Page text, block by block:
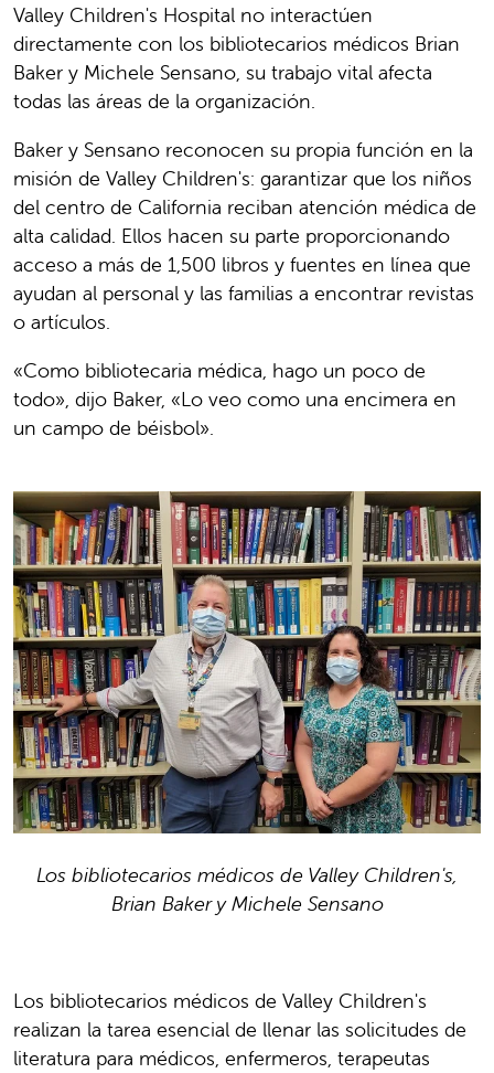
Valley Children's Hospital no interactúen
directamente con los bibliotecarios médicos Brian
Baker y Michele Sensano, su trabajo vital afecta
todas las áreas de la organización.
Baker y Sensano reconocen su propia función en la
misión de Valley Children's: garantizar que los niños
del centro de California reciban atención médica de
alta calidad. Ellos hacen su parte proporcionando
acceso a más de 1,500 libros y fuentes en línea que
ayudan al personal y las familias a encontrar revistas
o artículos.
«Como bibliotecaria médica, hago un poco de
todo», dijo Baker, «Lo veo como una encimera en
un campo de béisbol».
Los bibliotecarios médicos de Valley Children's,
Brian Baker y Michele Sensano
Los bibliotecarios médicos de Valley Children's
realizan la tarea esencial de llenar las solicitudes de
literatura para médicos, enfermeros, terapeutas